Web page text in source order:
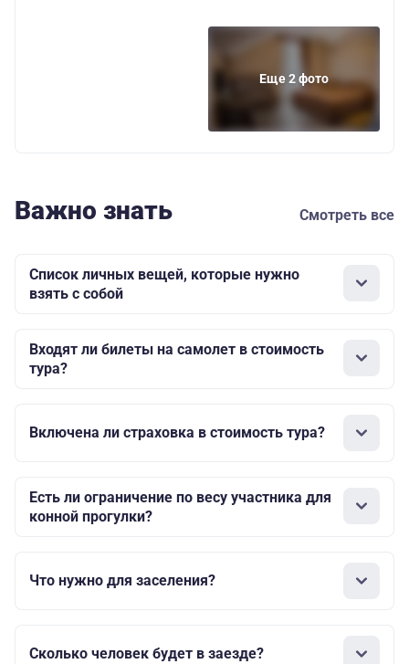
Еще 2 фото
Важно знать Смотреть все
Список личных вещей, которые нужно
взять с собой
Входят ли билеты на самолет в стоимость
тура?
Включена ли страховка в стоимость тура?
Есть ли ограничение по весу участника для
конной прогулки?
Что нужно для заселения?
Сколько человек будет в заезде?